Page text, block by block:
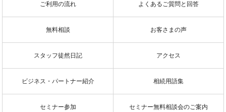
ご利用の流れ よくあるご質問と回答
無料相談 お客さまの声
スタッフ徒然日記 アクセス
ビジネス・パートナー紹介 相続用語集
セミナー参加 セミナー無料相談会のご案内